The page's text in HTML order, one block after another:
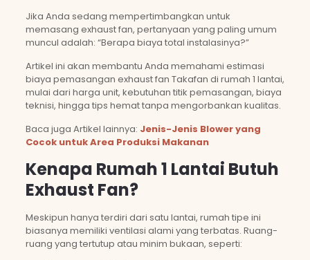
Jika Anda sedang mempertimbangkan untuk
memasang exhaust fan, pertanyaan yang paling umum
muncul adalah: “Berapa biaya total instalasinya?”
Artikel ini akan membantu Anda memahami estimasi
biaya pemasangan exhaust fan Takafan di rumah 1 lantai,
mulai dari harga unit, kebutuhan titik pemasangan, biaya
teknisi, hingga tips hemat tanpa mengorbankan kualitas.
Baca juga Artikel lainnya: Jenis-Jenis Blower yang
Cocok untuk Area Produksi Makanan
Kenapa Rumah 1 Lantai Butuh
Exhaust Fan?
Meskipun hanya terdiri dari satu lantai, rumah tipe ini
biasanya memiliki ventilasi alami yang terbatas. Ruang-
ruang yang tertutup atau minim bukaan, seperti: